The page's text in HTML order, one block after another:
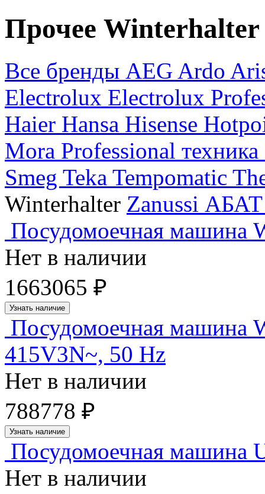
Прочее Winterhalter
Все бренды AEG Ardo
Electrolux Electrolux
Haier Hansa Hisense
Mora Professional техника
Smeg Teka Tempomatic
Winterhalter Zanussi
Посудомоечная машина
Нет в наличии
1663065 ₽
Узнать наличие
Посудомоечная машина
415V3N~, 50 Hz
Нет в наличии
788778 ₽
Узнать наличие
Посудомоечная машина
Нет в наличии